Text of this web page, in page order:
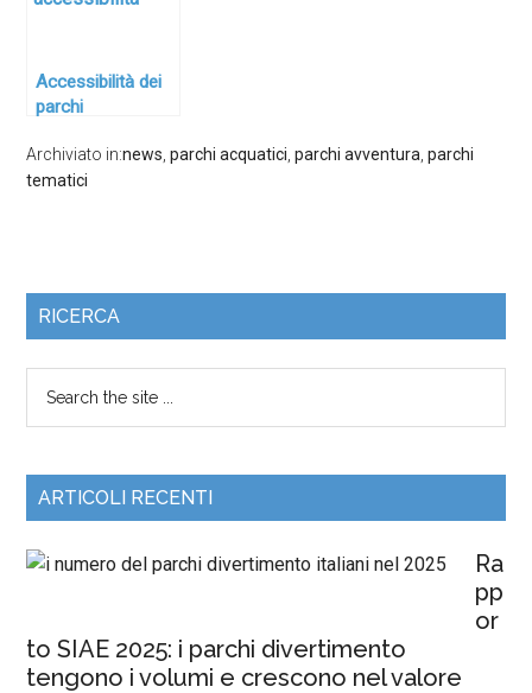
Accessibilità dei
parchi
ospiti con
disabilità ed
Archiviato in:news ,parchi acquatici ,parchi avventura ,parchi
tematici
RICERCA
ARTICOLI RECENTI
Ra
pp
or
to SIAE 2025: i parchi divertimento
tengono i volumi e crescono nel valore